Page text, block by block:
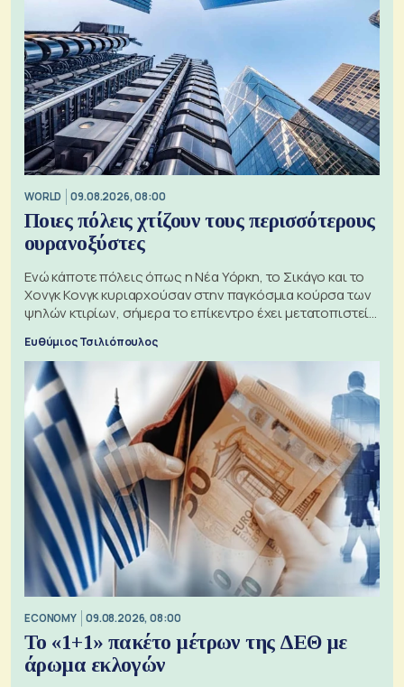
WORLD 09.08.2026, 08:00
Ποιες πόλεις χτίζουν τους περισσότερους
ουρανοξύστες
Ενώ κάποτε πόλεις όπως η Νέα Υόρκη, το Σικάγο και το
Χονγκ Κονγκ κυριαρχούσαν στην παγκόσμια κούρσα των
ψηλών κτιρίων, σήμερα το επίκεντρο έχει μετατοπιστεί
Ευθύμιος Τσιλιόπουλος
ECONOMY 09.08.2026, 08:00
Το «1+1» πακέτο μέτρων της ΔΕΘ με
άρωμα εκλογών